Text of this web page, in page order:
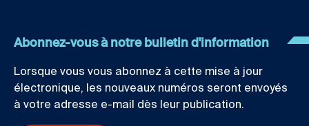
Abonnez-vous à notre bulletin d'information
Lorsque vous vous abonnez à cette mise à jour
électronique, les nouveaux numéros seront envoyés
à votre adresse e-mail dès leur publication.